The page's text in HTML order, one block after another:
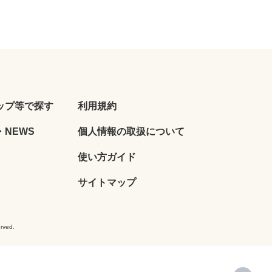
プ等で探す
NEWS
利用規約
個人情報の取扱について
使い方ガイド
サイトマップ